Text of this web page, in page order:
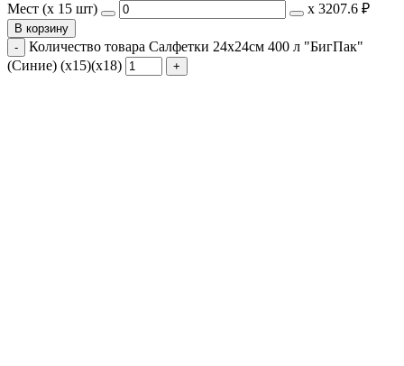
Мест (x 15 шт)
х 3207.6 ₽
В корзину
Количество товара Салфетки 24х24см 400 л "БигПак"
(Синие) (х15)(х18)